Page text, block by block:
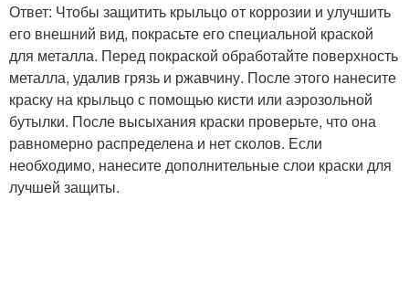
Ответ: Чтобы защитить крыльцо от коррозии и улучшить
его внешний вид, покрасьте его специальной краской
для металла. Перед покраской обработайте поверхность
металла, удалив грязь и ржавчину. После этого нанесите
краску на крыльцо с помощью кисти или аэрозольной
бутылки. После высыхания краски проверьте, что она
равномерно распределена и нет сколов. Если
необходимо, нанесите дополнительные слои краски для
лучшей защиты.